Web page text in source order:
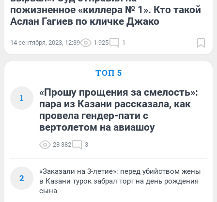
пожизненное «киллера № 1». Кто такой
Аслан Гагиев по кличке Джако
14 сентября, 2023, 12:39 1 925 1
ТОП 5
1
«Прошу прощения за смелость»:
пара из Казани рассказала, как
провела гендер-пати с
вертолетом на авиашоу
28 382 3
2
«Заказали на 3-летие»: перед убийством жены
в Казани турок забрал торт на день рождения
сына